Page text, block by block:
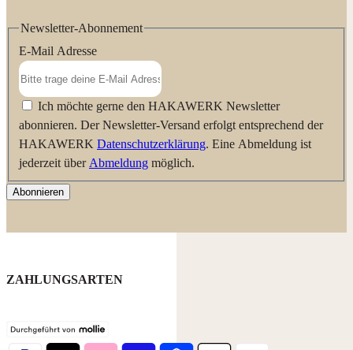
Newsletter-Abonnement
E-Mail Adresse
Ich möchte gerne den HAKAWERK Newsletter
abonnieren. Der Newsletter-Versand erfolgt entsprechend der
HAKAWERK Datenschutzerklärung. Eine Abmeldung ist
jederzeit über Abmeldung möglich.
Abonnieren
ZAHLUNGSARTEN